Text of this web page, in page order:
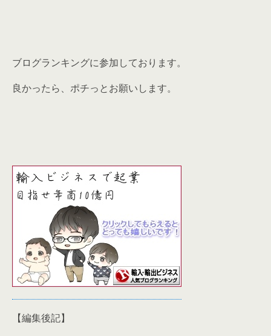
ブログランキングに参加しております。
良かったら、ポチっとお願いします。
【編集後記】